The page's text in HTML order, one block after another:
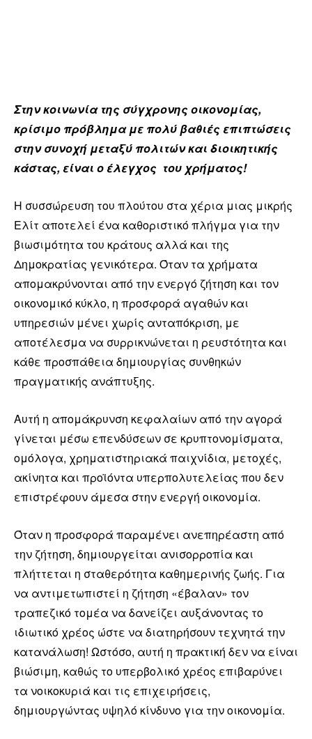
Στην κοινωνία της σύγχρονης οικονομίας,
κρίσιμο πρόβλημα με πολύ βαθιές επιπτώσεις
στην συνοχή μεταξύ πολιτών και διοικητικής
κάστας, είναι ο έλεγχος του χρήματος!
Η συσσώρευση του πλούτου στα χέρια μιας μικρής
Ελίτ αποτελεί ένα καθοριστικό πλήγμα για την
βιωσιμότητα του κράτους αλλά και της
Δημοκρατίας γενικότερα. Όταν τα χρήματα
απομακρύνονται από την ενεργό ζήτηση και τον
οικονομικό κύκλο, η προσφορά αγαθών και
υπηρεσιών μένει χωρίς ανταπόκριση, με
αποτέλεσμα να συρρικνώνεται η ρευστότητα και
κάθε προσπάθεια δημιουργίας συνθηκών
πραγματικής ανάπτυξης.
Αυτή η απομάκρυνση κεφαλαίων από την αγορά
γίνεται μέσω επενδύσεων σε κρυπτονομίσματα,
ομόλογα, χρηματιστηριακά παιχνίδια, μετοχές,
ακίνητα και προϊόντα υπερπολυτελείας που δεν
επιστρέφουν άμεσα στην ενεργή οικονομία.
Όταν η προσφορά παραμένει ανεπηρέαστη από
την ζήτηση, δημιουργείται ανισορροπία και
πλήττεται η σταθερότητα καθημερινής ζωής. Για
να αντιμετωπιστεί η ζήτηση «έβαλαν» τον
τραπεζικό τομέα να δανείζει αυξάνοντας το
ιδιωτικό χρέος ώστε να διατηρήσουν τεχνητά την
κατανάλωση! Ωστόσο, αυτή η πρακτική δεν να είναι
βιώσιμη, καθώς το υπερβολικό χρέος επιβαρύνει
τα νοικοκυριά και τις επιχειρήσεις,
δημιουργώντας υψηλό κίνδυνο για την οικονομία.